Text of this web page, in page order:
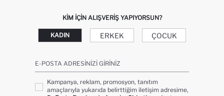
KIM IÇIN ALIŞVERIŞ YAPIYORSUN?
KADIN ERKEK ÇOCUK
E-POSTA ADRESINIZI GIRINIZ
Kampanya, reklam, promosyon, tanıtım
amaçlarıyla yukarıda belirttiğim iletişim adresime,